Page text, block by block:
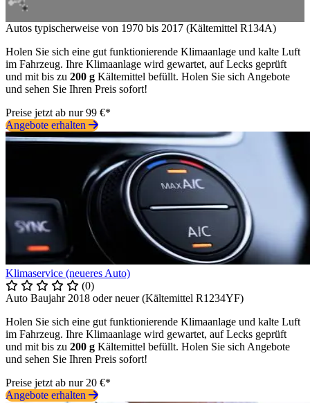
Autos typischerweise von 1970 bis 2017 (Kältemittel R134A)
Holen Sie sich eine gut funktionierende Klimaanlage und kalte Luft
im Fahrzeug. Ihre Klimaanlage wird gewartet, auf Lecks geprüft
und mit bis zu 200 g Kältemittel befüllt. Holen Sie sich Angebote
und sehen Sie Ihren Preis sofort!
Preise jetzt ab nur 99 €*
Angebote erhalten
Klimaservice (neueres Auto)
(0)
Auto Baujahr 2018 oder neuer (Kältemittel R1234YF)
Holen Sie sich eine gut funktionierende Klimaanlage und kalte Luft
im Fahrzeug. Ihre Klimaanlage wird gewartet, auf Lecks geprüft
und mit bis zu 200 g Kältemittel befüllt. Holen Sie sich Angebote
und sehen Sie Ihren Preis sofort!
Preise jetzt ab nur 20 €*
Angebote erhalten